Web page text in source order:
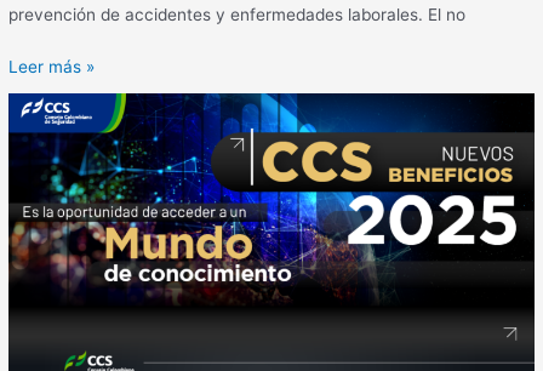
prevención de accidentes y enfermedades laborales. El no
Leer más »
¡Descubre
los
nuevos
beneficios
para
afiliados
al